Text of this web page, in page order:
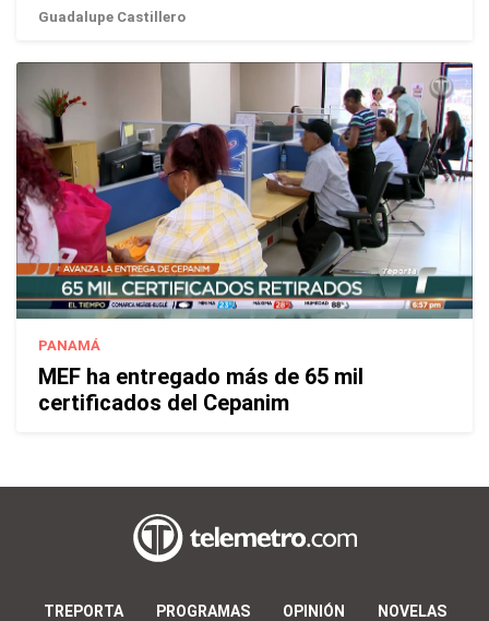
Guadalupe Castillero
PANAMÁ
MEF ha entregado más de 65 mil
certificados del Cepanim
TREPORTA PROGRAMAS OPINIÓN NOVELAS